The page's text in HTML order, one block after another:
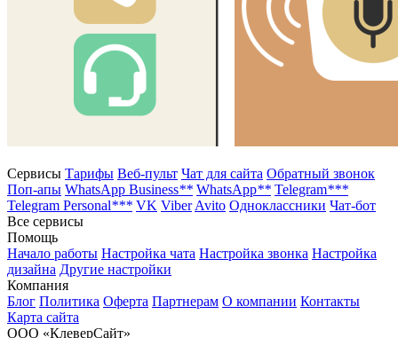
Сервисы Тарифы Веб-пульт Чат для сайта Обратный звонок
Поп-апы WhatsApp Business** WhatsApp** Telegram***
Telegram Personal*** VK Viber Avito Одноклассники Чат-бот
Все сервисы
Помощь
Начало работы Настройка чата Настройка звонка Настройка
дизайна Другие настройки
Компания
Блог Политика Оферта Партнерам О компании Контакты
Карта сайта
ООО «КлеверСайт»